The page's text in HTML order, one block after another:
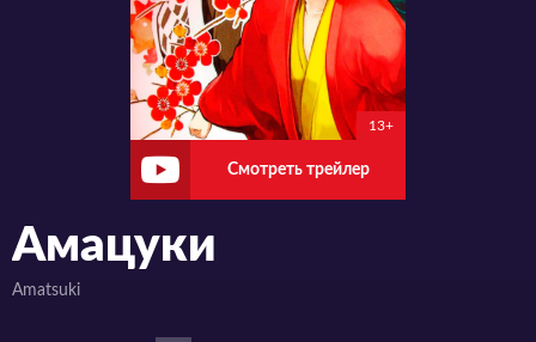
13+
Смотреть трейлер
Амацуки
Amatsuki